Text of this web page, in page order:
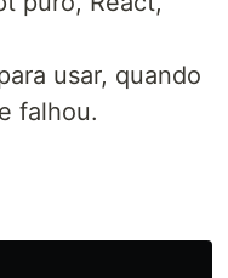
usar, quando
falhou.